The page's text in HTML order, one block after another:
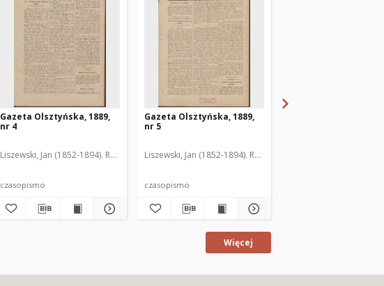
Gazeta Olsztyńska, 1889,
nr 4
Liszewski, Jan (1852-1894). Red.
czasopismo
Gazeta Olsztyńska, 1889,
nr 5
Liszewski, Jan (1852-1894). Red.
czasopismo
Więcej